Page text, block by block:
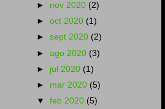
► nov 2020 (2)
►oct 2020 (1)
►sept 2020 (2)
►ago 2020 (3)
► jul 2020 (1)
► mar 2020 (5)
▼feb 2020 (5)